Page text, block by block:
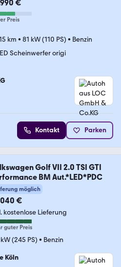
€
Preis
km • 81 kW (110 PS) • Benzin
Scheinwerfer origi
Kontakt Parken
Golf VII 2.0 TSI GTI
BM Aut.*LED*PDC
möglich
€
kostenlose Lieferung
guter Preis
(245 PS) • Benzin
Köln